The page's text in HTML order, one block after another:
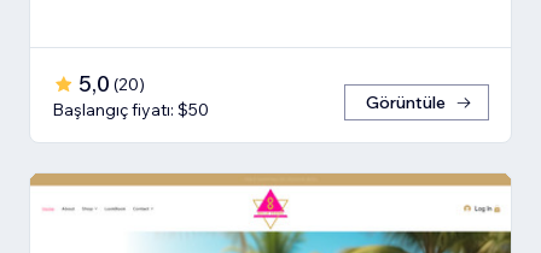
5,0 (20)
Başlangıç fiyatı: $50
Görüntüle